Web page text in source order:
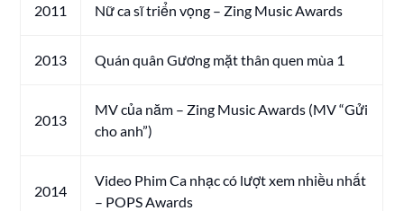
2011 Nữ ca sĩ triển vọng – Zing Music Awards
2013 Quán quân Gương mặt thân quen mùa 1
2013
MV của năm – Zing Music Awards (MV “Gửi
cho anh”)
2014
Video Phim Ca nhạc có lượt xem nhiều nhất
– POPS Awards